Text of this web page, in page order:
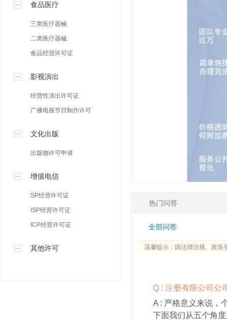
热门问答
全部问答
温馨提示：因法律法规、政策
Q : 注册有限公司公
A : 严格意义来说，
下面我们从五个角
食品医疗
三类医疗器械
二类医疗器械
食品经营许可证
影视演出
经营性演出许可证
广播电视节目制作许可
文化出版
出版物许可申请
增值电信
SP经营许可证
ISP经营许可证
ICP经营许可证
其他许可